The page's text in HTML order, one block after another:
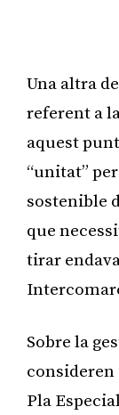
Una altra
referent a
aquest
“unitat”
sostenible
que
tirar
Sobre la
Pla